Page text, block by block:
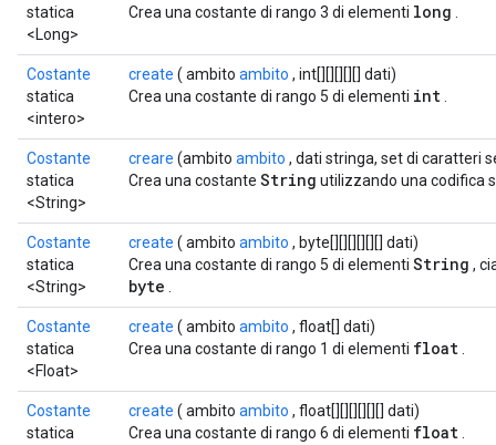
statica
<Long>
Crea una costante di rango 3 di elementi long
Costante
statica
<intero>
create ( ambito ambito , int[][][][][] dati)
Crea una costante di rango 5 di elementi int
Costante
statica
<String>
creare (ambito ambito , dati stringa, set di caratteri
Crea una costante String utilizzando una codifica
Costante
statica
<String>
create ( ambito ambito , byte[][][][][][] dati)
Crea una costante di rango 5 di elementi String ,
byte
Costante
statica
<Float>
create ( ambito ambito , float[] dati)
Crea una costante di rango 1 di elementi float
Costante
statica
create ( ambito ambito , float[][][][][][] dati)
Crea una costante di rango 6 di elementi float